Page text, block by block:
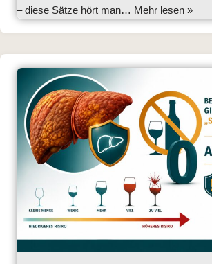
– diese Sätze hört man… Mehr lesen »